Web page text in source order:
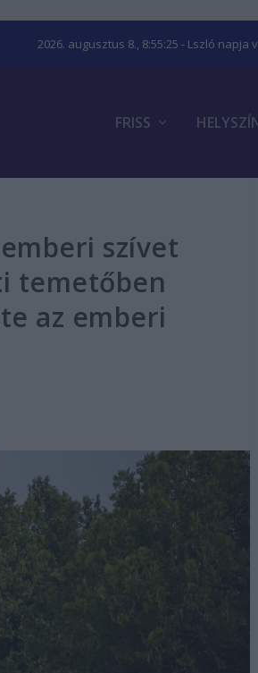
2026. augusztus 8., 8:55:26 - Lszló napja
FRISS
szívet
temetőben
az emberi